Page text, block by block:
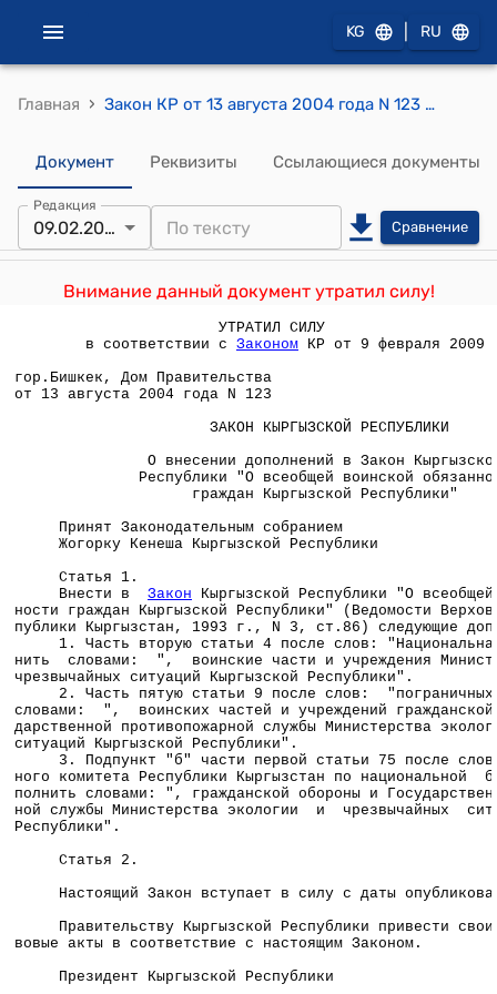
KG RU
Главная › Закон КР от 13 августа 2004 года N 123 "О внесении дополнений в Закон Кыргызской Республики "О всеобщей воинской обязанности граждан Кыргызской Республики"
Документ Реквизиты Ссылающиеся документы
Редакция
09.02.2009 Сравнение
Внимание данный документ утратил силу!